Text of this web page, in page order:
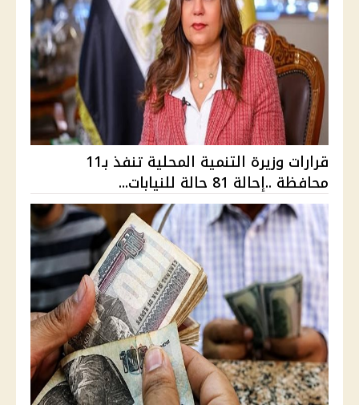
قرارات وزيرة التنمية المحلية تنفذ بـ11
محافظة ..إحالة 81 حالة للنيابات...